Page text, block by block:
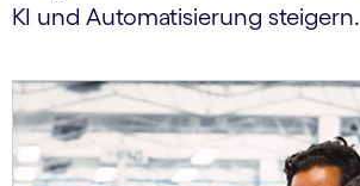
KI und Automatisierung steigern.